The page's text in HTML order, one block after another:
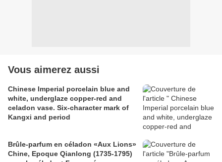
Vous aimerez aussi
Chinese Imperial porcelain blue and
white, underglaze copper-red and
celadon vase. Six-character mark of
Kangxi and period
Brûle-parfum en céladon «Aux Lions»
Chine, Epoque Qianlong (1735-1795)